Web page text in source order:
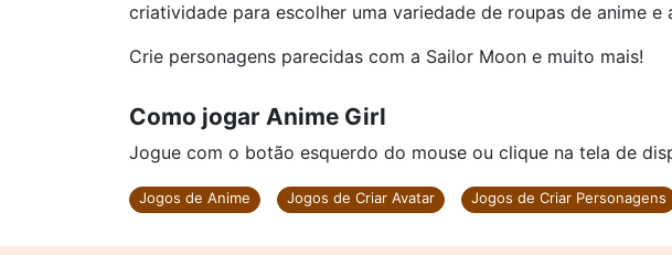
criatividade para escolher uma variedade de roupas de anime e
Crie personagens parecidas com a Sailor Moon e muito mais!
Como jogar Anime Girl
Jogue com o botão esquerdo do mouse ou clique na tela de
Jogos de Anime Jogos de Criar Avatar Jogos de Criar Personagens